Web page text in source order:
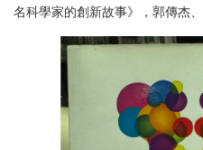
名科學家的創新故事》，郭傳杰